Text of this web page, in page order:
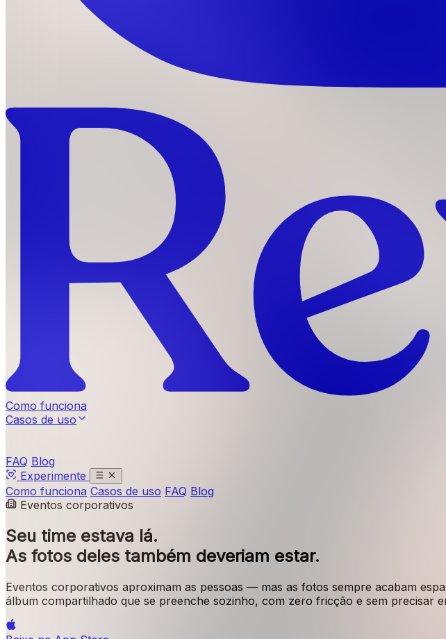
Como funciona
Casos de uso
FAQ Blog
Experimente
Como funciona Casos de uso FAQ Blog
Eventos corporativos
Seu time estava lá.
As fotos deles também deveriam estar.
Eventos corporativos aproximam as pessoas — mas as fotos sempre acabam
álbum compartilhado que se preenche sozinho, com zero fricção e sem precisar